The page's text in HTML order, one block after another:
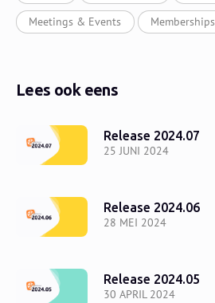
Meetings & Events Memberships
Lees ook eens
25 JUNI 2024
Release 2024.07
28 MEI 2024
Release 2024.06
30 APRIL 2024
Release 2024.05